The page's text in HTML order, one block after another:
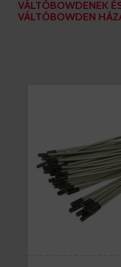
VÁLTÓBOWDENEK
VÁLTÓBOWDEN